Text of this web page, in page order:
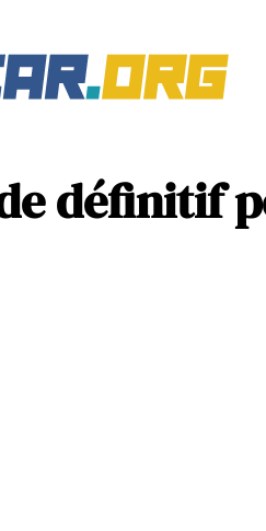
définitif